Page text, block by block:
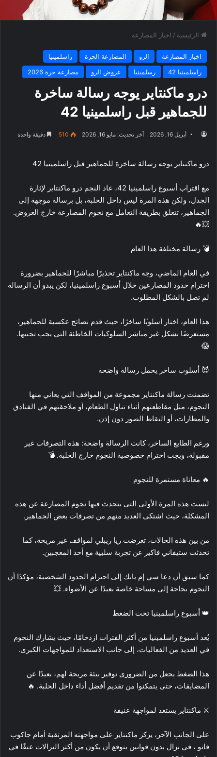
الرئيسية / اخبار المصارعة
اخبار المصارعة الرو المصارعة الحرة
راسلمينيا
راسلمينيا 42
رسلمينيا عروض الرو مصارعة حرة 2026
درو ماكنتاير يوجه رسالة ساخرة
للجماهير قبل راسلمينيا 42
أبريل 16, 2026 آخر تحديث: مايو 16, 2026 510 دقيقة واحدة
درو ماكنتاير يوجه رسالة ساخرة للجماهير قبل راسلمينيا 42
مع اقتراب أسبوع راسلمينيا 42، عاد النجم درو ماكنتاير لإثارة
الجدل، ولكن هذه المرة ليس داخل الحلبة، بل برسالة موجهة إلى
الجماهير، تتعلق بطريقة التعامل مع نجوم المصارعة خارج العروض.
💥🔥
💣 رسالة مختلفة هذا العام
في العام الماضي، وجه ماكنتاير تحذيرًا مباشرًا للجماهير بضرورة
احترام حدود المصارعين خلال أسبوع راسلمينيا، لكن يبدو أن الرسالة
لم تصل بالشكل المطلوب.
هذا العام، اختار أسلوبًا ساخرًا، حيث قدم نصائح عكسية للجماهير،
مستعرضًا بشكل غير مباشر السلوكيات الخاطئة التي يجب تجنبها.
😱
😈 أسلوب ساخر يحمل رسالة واضحة
تضمنت رسالة ماكنتاير مجموعة من المواقف التي يعاني منها
النجوم، مثل مقاطعتهم أثناء تناول الطعام، أو ملاحقتهم في الفنادق
والمطارات، أو التقاط الصور دون إذن.
ورغم الطابع الساخر، كانت الرسالة واضحة: هذه التصرفات غير
مقبولة، ويجب احترام خصوصية النجوم خارج الحلبة. 💣
🔥 معاناة مستمرة للنجوم
ليست هذه المرة الأولى التي يتحدث فيها نجوم المصارعة عن هذه
المشكلة، حيث اشتكى العديد منهم من تصرفات بعض الجماهير.
من بين هذه الحالات، تعرضت ريا ريبلي لمواقف غير مريحة، كما
تحدثت ستيفاني فاكير عن تجربة سلبية مع أحد المعجبين.
كما سبق أن دعا سي إم بانك إلى احترام الحدود الشخصية، مؤكدًا أن
النجوم بحاجة إلى مساحة خاصة بعيدًا عن الأضواء. 💥
👑 أسبوع راسلمينيا تحت الضغط
يُعد أسبوع راسلمينيا من أكثر الفترات ازدحامًا، حيث يشارك النجوم
في العديد من الفعاليات، إلى جانب الاستعداد للمواجهات الكبرى.
هذا الضغط يجعل من الضروري توفير بيئة مريحة لهم، بعيدًا عن
المضايقات، حتى يتمكنوا من تقديم أفضل أداء داخل الحلبة. 🔥
⚔️ ماكنتاير يستعد لمواجهة عنيفة
على الجانب الآخر، يركز ماكنتاير على مواجهته المرتقبة أمام جاكوب
فاتو ، في نزال بدون قوانين يتوقع أن يكون من أكثر النزالات عنفًا في